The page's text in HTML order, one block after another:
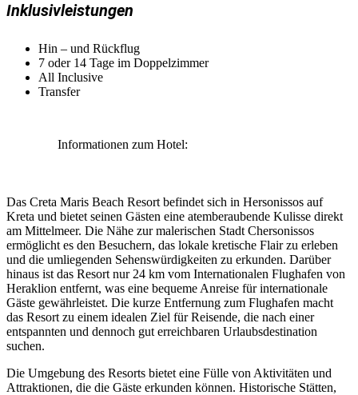
Inklusivleistungen
Hin – und Rückflug
7 oder 14 Tage im Doppelzimmer
All Inclusive
Transfer
Informationen zum Hotel:
Das Creta Maris Beach Resort befindet sich in Hersonissos auf
Kreta und bietet seinen Gästen eine atemberaubende Kulisse direkt
am Mittelmeer. Die Nähe zur malerischen Stadt Chersonissos
ermöglicht es den Besuchern, das lokale kretische Flair zu erleben
und die umliegenden Sehenswürdigkeiten zu erkunden. Darüber
hinaus ist das Resort nur 24 km vom Internationalen Flughafen von
Heraklion entfernt, was eine bequeme Anreise für internationale
Gäste gewährleistet. Die kurze Entfernung zum Flughafen macht
das Resort zu einem idealen Ziel für Reisende, die nach einer
entspannten und dennoch gut erreichbaren Urlaubsdestination
suchen.
Die Umgebung des Resorts bietet eine Fülle von Aktivitäten und
Attraktionen, die die Gäste erkunden können. Historische Stätten,